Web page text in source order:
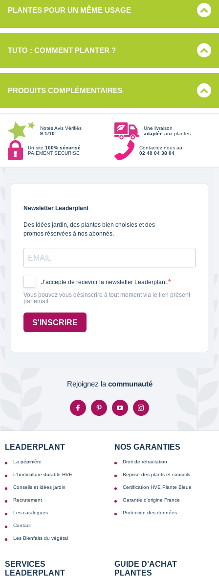
PLANTES POUR UN MÊME USAGE
TUTO : COMMENT PLANTER ?
PRODUITS COMPLÉMENTAIRES
Notes Avis Vérifiés
9.1/10
Une livraison
adaptée aux plantes
Un site 100% sécurisé
PAIEMENT SECURISE
Contactez nous au
02 40 04 38 04
Newsletter Leaderplant
Des idées jardin, des plantes bien choisies et des
promos réservées à nos abonnés.
J’accepte de recevoir la newsletter Leaderplant.
Vous pouvez vous désinscrire à tout moment via le lien présent
par email.
S'INSCRIRE
Rejoignez la communauté
LEADERPLANT
La pépinière
L'horticulture durable HVE
Conseils et idées jardin
Recrutement
Les catalogues
Contact
Les Bienfaits du végétal
NOS GARANTIES
Droit de rétractation
Reprise des plants et conseils
Certification HVE Plante Bleue
Garantie d'origine France
Protection des données
SERVICES
LEADERPLANT
GUIDE D'ACHAT
PLANTES